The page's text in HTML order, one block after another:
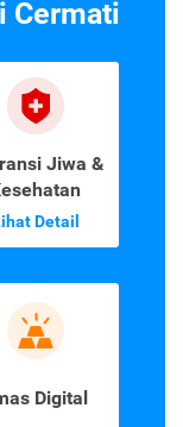
Cermati
Jiwa &
Detail
Digital